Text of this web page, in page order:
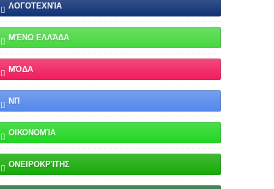
ΛΟΓΟΤΕΧΝΊΑ
ΜΈΝΩ ΕΛΛΆΔΑ
ΜΌΔΑ
ΝΠ
ΟΙΚΟΝΟΜΊΑ
ΟΝΕΙΡΟΚΡΊΤΗΣ